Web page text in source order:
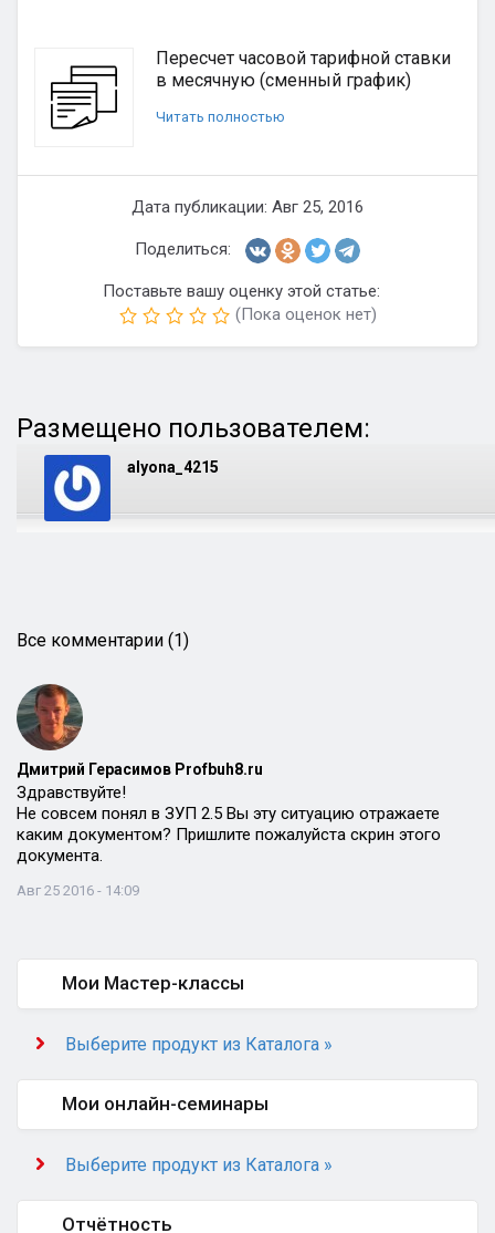
Пересчет часовой тарифной ставки
в месячную (сменный график)
Читать полностью
Дата публикации: Авг 25, 2016
Поделиться:
Поставьте вашу оценку этой статье:
(Пока оценок нет)
Размещено пользователем:
alyona_4215
Все комментарии (1)
Дмитрий Герасимов Profbuh8.ru
Здравствуйте!
Не совсем понял в ЗУП 2.5 Вы эту ситуацию отражаете
каким документом? Пришлите пожалуйста скрин этого
документа.
Авг 25 2016 - 14:09
Мои Мастер-классы
Выберите продукт из Каталога »
Мои онлайн-семинары
Выберите продукт из Каталога »
Отчётность